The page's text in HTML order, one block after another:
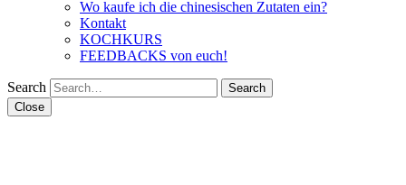
Wo kaufe ich die chinesischen Zutaten ein?
Kontakt
KOCHKURS
FEEDBACKS von euch!
Search
Close